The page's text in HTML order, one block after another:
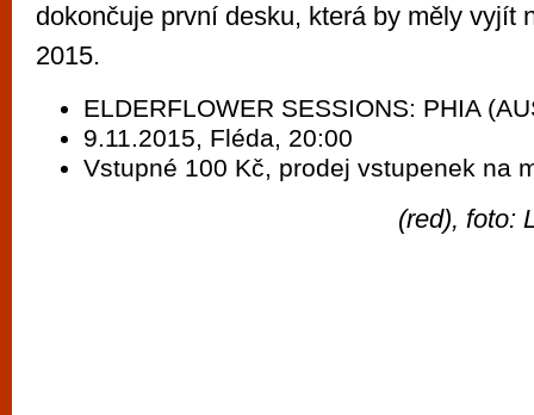
dokončuje první desku, která by měly vyjít
2015.
ELDERFLOWER SESSIONS: PHIA
9.11.2015, Fléda, 20:00
Vstupné 100 Kč, prodej vstupenek na
(red), foto: